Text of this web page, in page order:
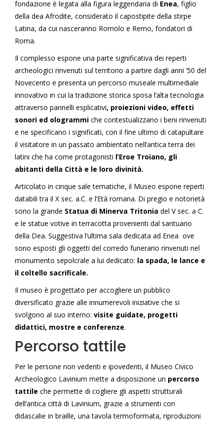
fondazione è legata alla figura leggendaria di Enea, figlio
della dea Afrodite, considerato il capostipite della stirpe
Latina, da cui nasceranno Romolo e Remo, fondatori di
Roma.
Il complesso espone una parte significativa dei reperti
archeologici rinvenuti sul territorio a partire dagli anni ’50 del
Novecento e presenta un percorso museale multimediale
innovativo in cui la tradizione storica sposa l’alta tecnologia
attraverso pannelli esplicativi, proiezioni video, effetti
sonori ed ologrammi che contestualizzano i beni rinvenuti
e ne specificano i significati, con il fine ultimo di catapultare
il visitatore in un passato ambientato nell’antica terra dei
latini che ha come protagonisti l’Eroe Troiano, gli
abitanti della Città e le loro divinità.
Articolato in cinque sale tematiche, il Museo espone reperti
databili tra il X sec. a.C. e l’Età romana. Di pregio e notorietà
sono la grande Statua di Minerva Tritonia del V sec. a C.
e le statue votive in terracotta provenienti dal santuario
della Dea. Suggestiva l’ultima sala dedicata ad Enea ove
sono esposti gli oggetti del corredo funerario rinvenuti nel
monumento sepolcrale a lui dedicato: la spada, le lance e
il coltello sacrificale.
Il museo è progettato per accogliere un pubblico
diversificato grazie alle innumerevoli iniziative che si
svolgono al suo interno: visite guidate, progetti
didattici, mostre e conferenze.
Percorso tattile
Per le persone non vedenti e ipovedenti, il Museo Civico
Archeologico Lavinium mette a disposizione un percorso
tattile che permette di cogliere gli aspetti strutturali
dell’antica città di Lavinium, grazie a strumenti con
didascalie in braille, una tavola termoformata, riproduzioni